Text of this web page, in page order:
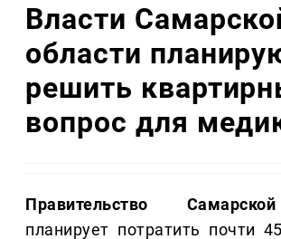
Власти
области
решить
вопрос для
Правительство
планирует потратить почти